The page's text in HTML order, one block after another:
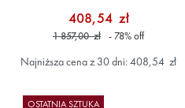
408,54 zł
1 857,00 zł - 78%off
Najniższa cena z 30 dni: 408,54 zł
OSTATNIA SZTUKA